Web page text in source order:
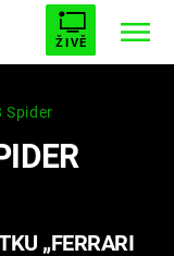
ŽIVĚ
UPÍRŮ
Spider
„FERRARI